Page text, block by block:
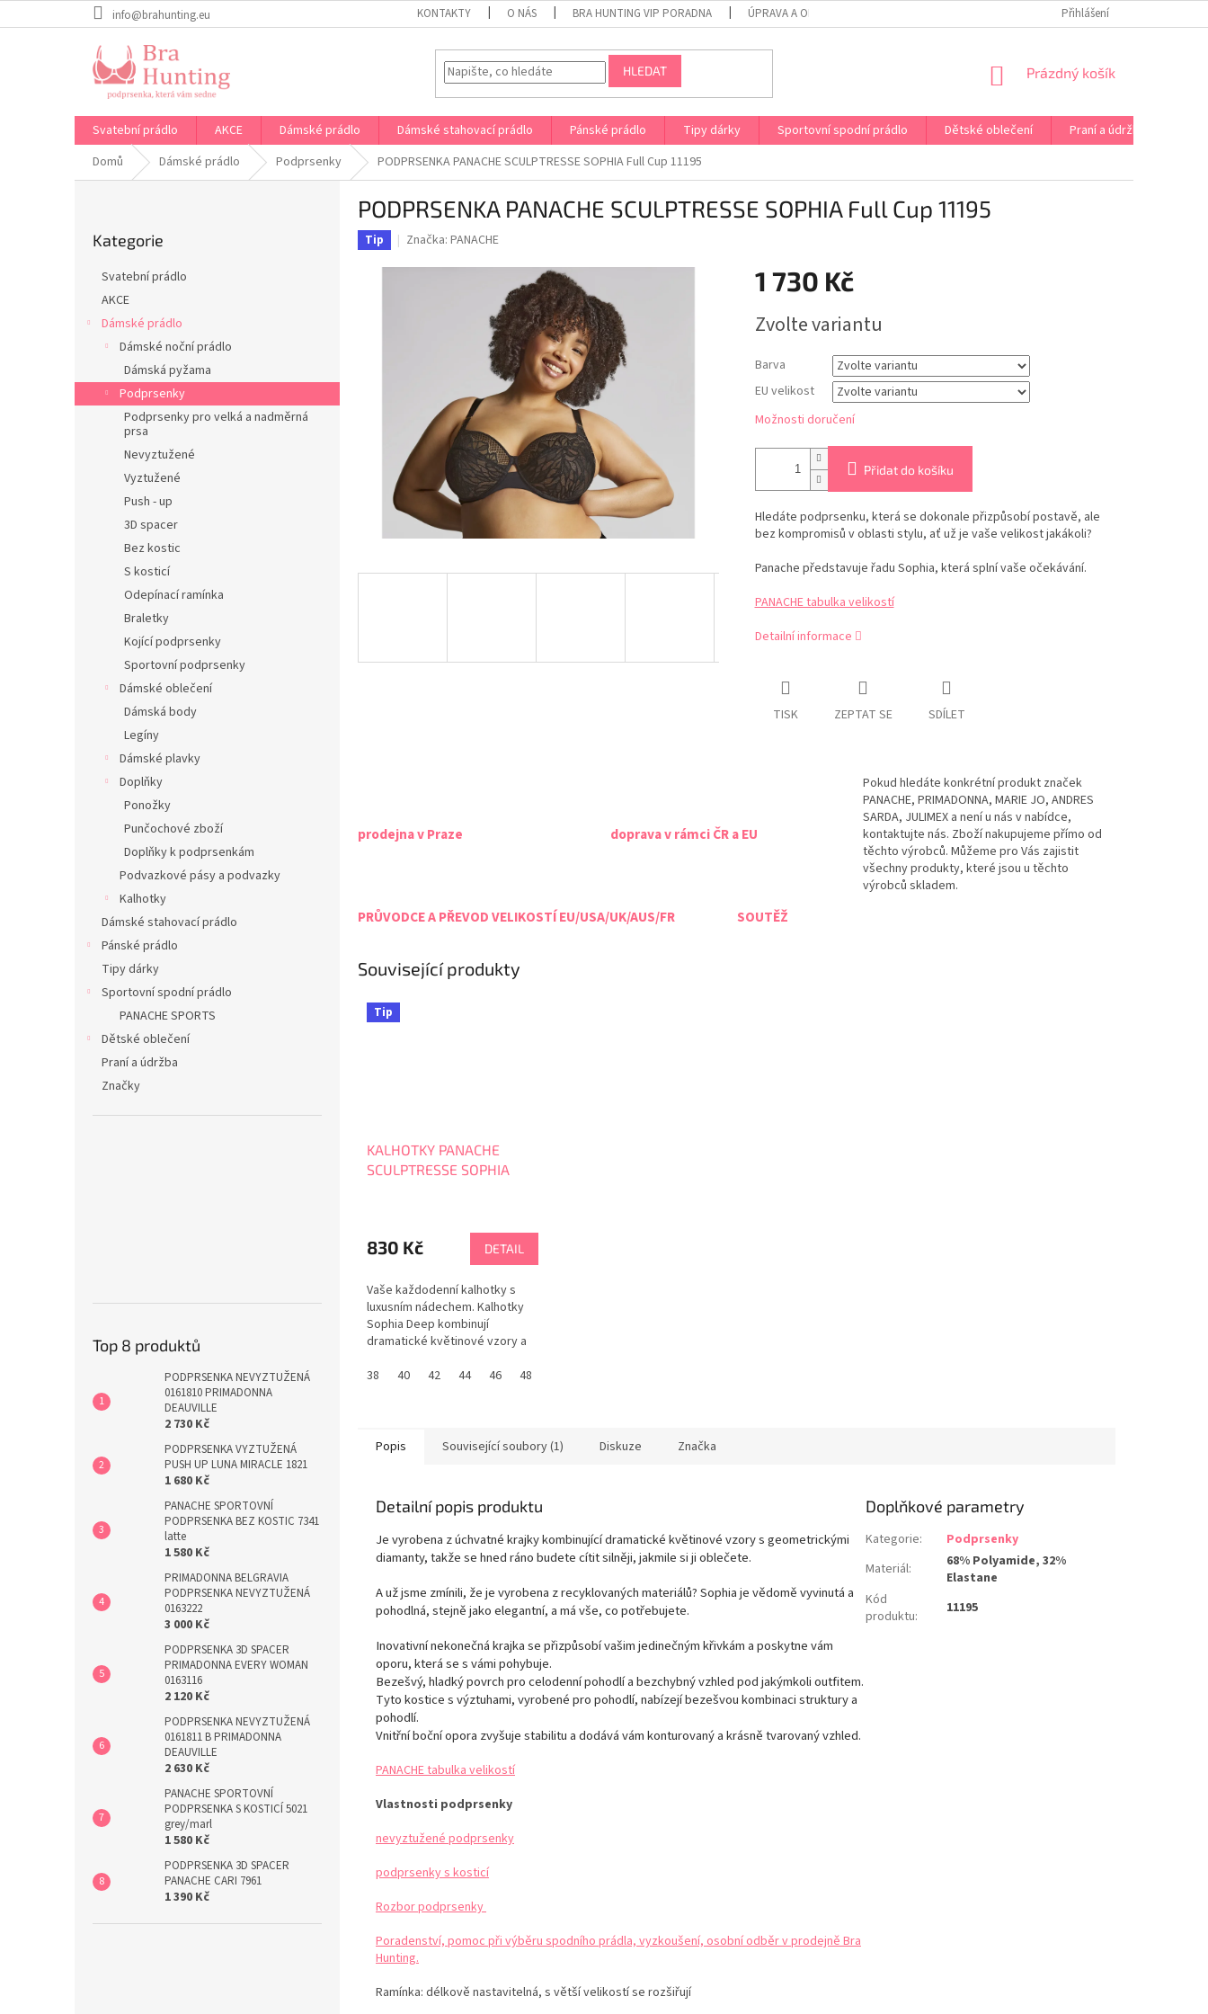
na
info@brahunting.eu KONTAKTY O NÁS BRA HUNTING VIP PORADNA ÚPRAVA A OPRAVA PRÁDLA NA MÍRU DOPRAVA A PLATBA ČR A EU
Přihlášení
HLEDAT
NÁKUPNÍ
Prázdný košík
Svatební prádlo AKCE Dámské prádlo Dámské stahovací prádlo Pánské prádlo Tipy dárky Sportovní spodní prádlo Dětské oblečení Praní a údržba
Domů
Dámské prádlo Podprsenky PODPRSENKA PANACHE SCULPTRESSE SOPHIA Full Cup 11195
a
n
kategorie
Kategorie
Svatební prádlo
AKCE
Dámské prádlo
Dámské noční prádlo
Dámská pyžama
Podprsenky
Podprsenky pro velká a nadměrná
prsa
Nevyztužené
Vyztužené
Push - up
3D spacer
Bez kostic
S kosticí
Odepínací ramínka
Braletky
Kojící podprsenky
Sportovní podprsenky
Dámské oblečení
Dámská body
Legíny
Dámské plavky
Doplňky
Ponožky
Punčochové zboží
Doplňky k podprsenkám
Podvazkové pásy a podvazky
Kalhotky
Dámské stahovací prádlo
Pánské prádlo
Tipy dárky
Sportovní spodní prádlo
PANACHE SPORTS
Dětské oblečení
Praní a údržba
Značky
Top 8 produktů
PODPRSENKA NEVYZTUŽENÁ
0161810 PRIMADONNA
DEAUVILLE
2 730 Kč
PODPRSENKA VYZTUŽENÁ
PUSH UP LUNA MIRACLE 1821
1 680 Kč
PANACHE SPORTOVNÍ
PODPRSENKA BEZ KOSTIC 7341
latte
1 580 Kč
PRIMADONNA BELGRAVIA
PODPRSENKA NEVYZTUŽENÁ
0163222
3 000 Kč
PODPRSENKA 3D SPACER
PRIMADONNA EVERY WOMAN
0163116
2 120 Kč
PODPRSENKA NEVYZTUŽENÁ
0161811 B PRIMADONNA
DEAUVILLE
2 630 Kč
PANACHE SPORTOVNÍ
PODPRSENKA S KOSTICÍ 5021
grey/marl
1 580 Kč
PODPRSENKA 3D SPACER
PANACHE CARI 7961
1 390 Kč
PODPRSENKA PANACHE SCULPTRESSE SOPHIA Full Cup 11195
Tip Značka: PANACHE
1 730 Kč
cena:
Zvolte variantu
Barva
EU velikost
Možnosti doručení
Přidat do košíku
Hledáte podprsenku, která se dokonale přizpůsobí postavě, ale
bez kompromisů v oblasti stylu, ať už je vaše velikost jakákoli?
Panache představuje řadu Sophia, která splní vaše očekávání.
PANACHE tabulka velikostí
Detailní informace
TISK ZEPTAT SE SDÍLET
prodejna v Praze doprava v rámci ČR a EU
Pokud hledáte konkrétní produkt značek
PANACHE, PRIMADONNA, MARIE JO, ANDRES
SARDA, JULIMEX a není u nás v nabídce,
kontaktujte nás. Zboží nakupujeme přímo od
těchto výrobců. Můžeme pro Vás zajistit
všechny produkty, které jsou u těchto
výrobců skladem.
PRŮVODCE A PŘEVOD VELIKOSTÍ EU/USA/UK/AUS/FR SOUTĚŽ
Související produkty
Tip
KALHOTKY PANACHE
SCULPTRESSE SOPHIA
830 Kč DETAIL
Vaše každodenní kalhotky s
luxusním nádechem. Kalhotky
Sophia Deep kombinují
dramatické květinové vzory a
měkkou strečovou krajkou,
sebevědomí. PANACHE tabulka
38 40 42 44 46 48
Popis Související soubory (1) Diskuze Značka
Detailní popis produktu
Je vyrobena z úchvatné krajky kombinující dramatické květinové vzory s geometrickými
diamanty, takže se hned ráno budete cítit silněji, jakmile si ji oblečete.
A už jsme zmínili, že je vyrobena z recyklovaných materiálů? Sophia je vědomě vyvinutá a
pohodlná, stejně jako elegantní, a má vše, co potřebujete.
Inovativní nekonečná krajka se přizpůsobí vašim jedinečným křivkám a poskytne vám
oporu, která se s vámi pohybuje.
Bezešvý, hladký povrch pro celodenní pohodlí a bezchybný vzhled pod jakýmkoli outfitem.
Tyto kostice s výztuhami, vyrobené pro pohodlí, nabízejí bezešvou kombinaci struktury a
pohodlí.
Vnitřní boční opora zvyšuje stabilitu a dodává vám konturovaný a krásně tvarovaný vzhled.
PANACHE tabulka velikostí
Vlastnosti podprsenky
nevyztužené podprsenky
podprsenky s kosticí
Rozbor podprsenky
Poradenství, pomoc při výběru spodního prádla, vyzkoušení, osobní odběr v prodejně Bra
Hunting.
Ramínka: délkově nastavitelná, s větší velikostí se rozšiřují
Doplňkové parametry
Kategorie:
Podprsenky
Materiál:
68% Polyamide, 32%
Elastane
Kód
produktu: 11195